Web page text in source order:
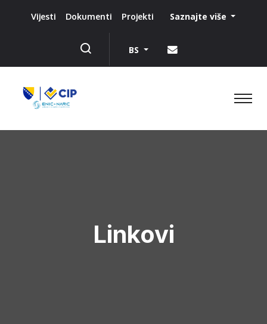
Vijesti Dokumenti Projekti Saznajte više
BS
Linkovi